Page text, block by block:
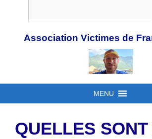
Association Victimes de
MENU
QUELLES